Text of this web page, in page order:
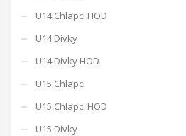
U14 Chlapci HOD
U14 Dívky
U14 Dívky HOD
U15 Chlapci
U15 Chlapci HOD
U15 Dívky